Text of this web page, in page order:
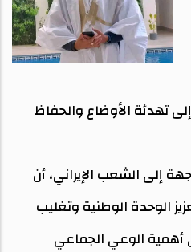
تهدئة الأوضاع والحفاظ
إلى الشعب الإيراني، أن
الوحدة الوطنية وتغليب
أهمية الوعي الجماعي